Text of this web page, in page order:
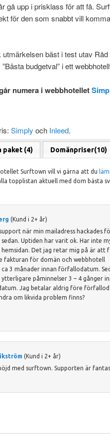
gå upp i prisklass för att få.
för den som snabbt vill
bäst i test utav
budgetval” i ett
numera i webbhotellet
Simply och Inleed.
paket (4) Domänpriser(10)
Surftown vill vi gärna att du
topplistan aktuell med dom bästa
(Kund i 2+ år)
när min mailadress hackades
sedan. Uptiden har varit ok. Har inte
Det jag retar mig på är att
fakturan för domän och webbhotell
ca 3 månader innan förfallodatum.
ytterligare påminnelser 3 – 4 gånger
Jag betalar aldrig före
om likvida problem finns?
(Kund i 2+ år)
med surftown. Supporten är